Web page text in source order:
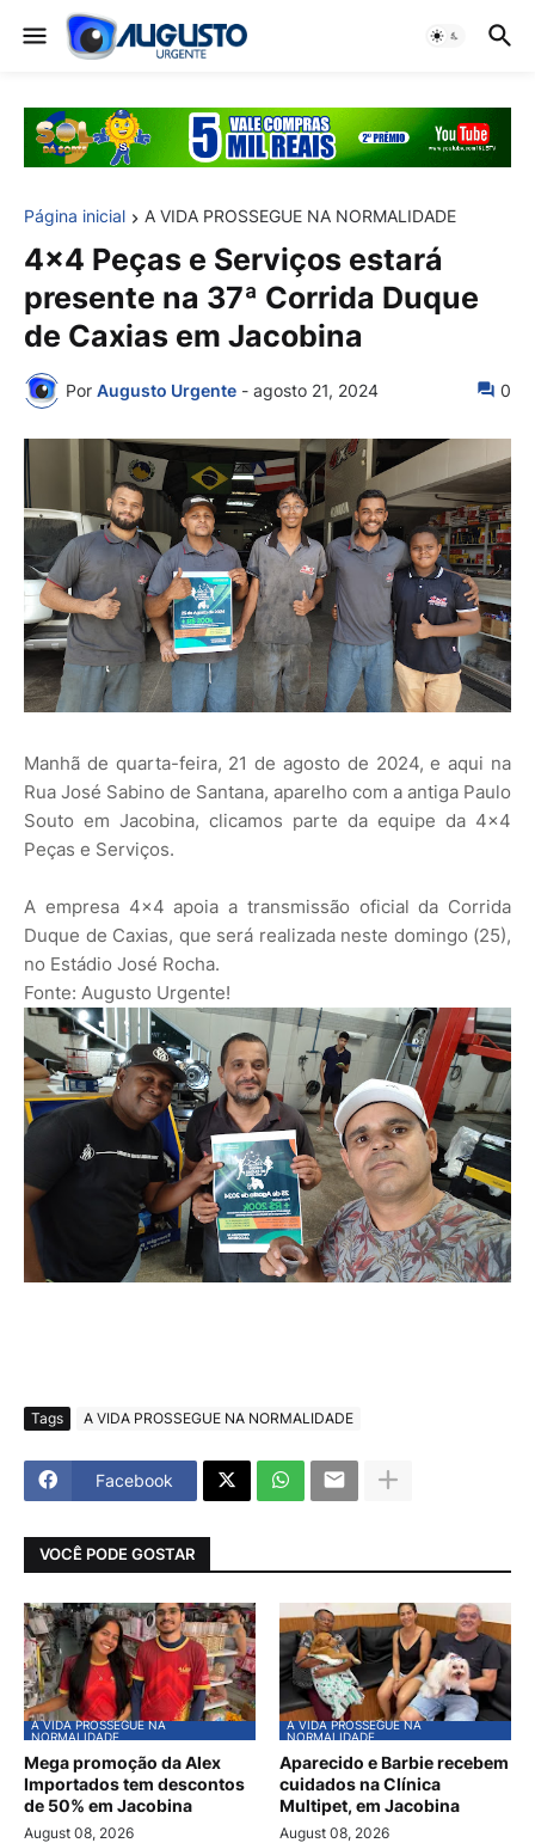
Página inicial A VIDA PROSSEGUE NA NORMALIDADE
4x4 Peças e Serviços estará
presente na 37ª Corrida Duque
de Caxias em Jacobina
Por Augusto Urgente - agosto 21, 2024 0
Manhã de quarta-feira, 21 de agosto de 2024, e aqui na
Rua José Sabino de Santana, aparelho com a antiga Paulo
Souto em Jacobina, clicamos parte da equipe da 4x4
Peças e Serviços.
A empresa 4x4 apoia a transmissão oficial da Corrida
Duque de Caxias, que será realizada neste domingo (25),
no Estádio José Rocha.
Fonte: Augusto Urgente!
Tags A VIDA PROSSEGUE NA NORMALIDADE
Facebook
VOCÊ PODE GOSTAR
A VIDA PROSSEGUE NA
NORMALIDADE
Mega promoção da Alex
Importados tem descontos
de 50% em Jacobina
August 08, 2026
A VIDA PROSSEGUE NA
NORMALIDADE
Aparecido e Barbie recebem
cuidados na Clínica
Multipet, em Jacobina
August 08, 2026